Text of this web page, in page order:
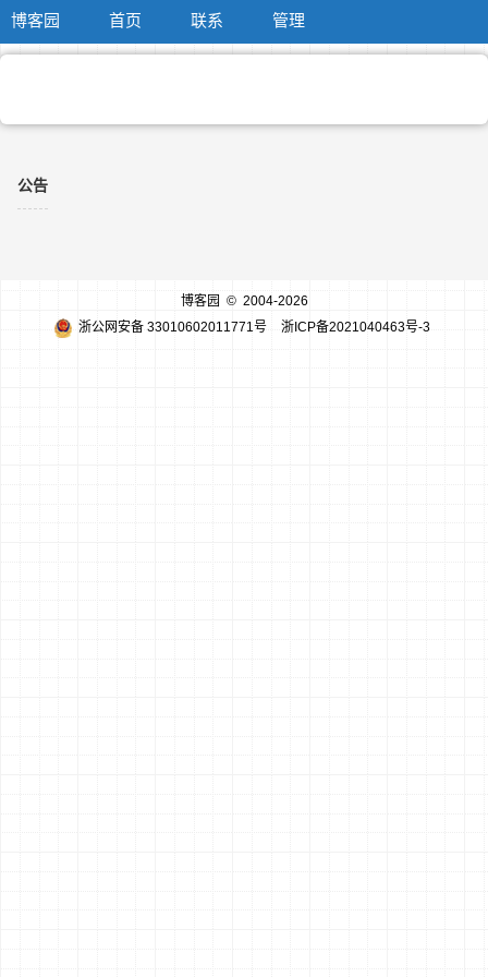
博客园 首页 联系 管理
公告
博客园 © 2004-2026
浙公网安备 33010602011771号
浙ICP备2021040463号-3